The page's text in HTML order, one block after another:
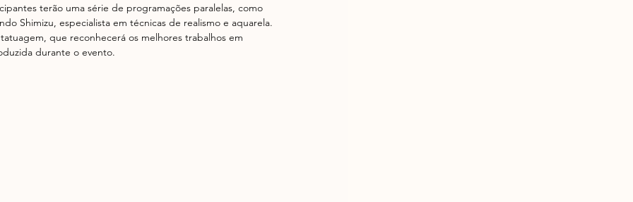
terão uma série de programações paralelas, como
Shimizu, especialista em técnicas de realismo e aquarela.
que reconhecerá os melhores trabalhos em
durante o evento.